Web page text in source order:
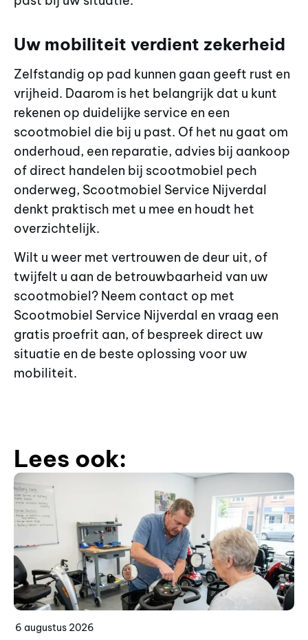
Uw mobiliteit verdient zekerheid
Zelfstandig op pad kunnen gaan geeft rust en
vrijheid. Daarom is het belangrijk dat u kunt
rekenen op duidelijke service en een
scootmobiel die bij u past. Of het nu gaat om
onderhoud, een reparatie, advies bij aankoop
of direct handelen bij scootmobiel pech
onderweg, Scootmobiel Service Nijverdal
denkt praktisch met u mee en houdt het
overzichtelijk.
Wilt u weer met vertrouwen de deur uit, of
twijfelt u aan de betrouwbaarheid van uw
scootmobiel? Neem contact op met
Scootmobiel Service Nijverdal en vraag een
gratis proefrit aan, of bespreek direct uw
situatie en de beste oplossing voor uw
mobiliteit.
Lees ook:
6 augustus 2026